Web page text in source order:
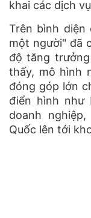
khai các dịch
Trên bình diện
một người" đã
độ tăng
thấy, mô hình
đóng góp lớn
điển hình như
doanh
Quốc lên tới